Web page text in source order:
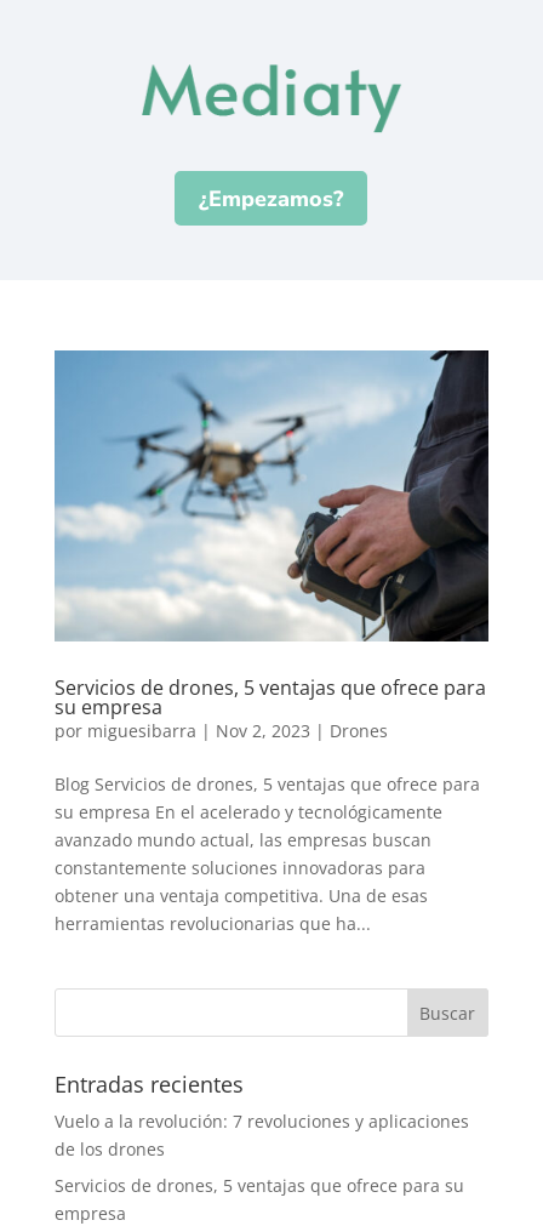
¿Empezamos?
Servicios de drones, 5 ventajas que ofrece para
su empresa
por miguesibarra | Nov 2, 2023 | Drones
Blog Servicios de drones, 5 ventajas que ofrece para
su empresa En el acelerado y tecnológicamente
avanzado mundo actual, las empresas buscan
constantemente soluciones innovadoras para
obtener una ventaja competitiva. Una de esas
herramientas revolucionarias que ha...
Entradas recientes
Vuelo a la revolución: 7 revoluciones y aplicaciones
de los drones
Servicios de drones, 5 ventajas que ofrece para su
empresa